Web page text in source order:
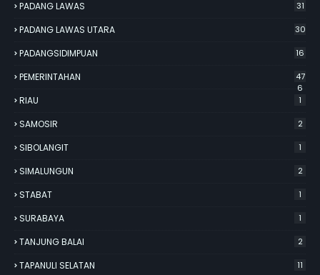
PADANG LAWAS 31
PADANG LAWAS UTARA 30
PADANGSIDIMPUAN 16
PEMERINTAHAN
47
6
RIAU 1
SAMOSIR 2
SIBOLANGIT 1
SIMALUNGUN 2
STABAT 1
SURABAYA 1
TANJUNG BALAI 2
TAPANULI SELATAN 11